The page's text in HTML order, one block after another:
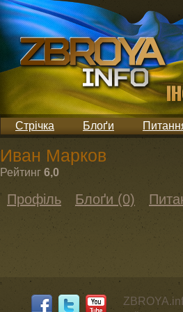
Стрічка Блоґи
Иван Марков
Рейтинг 6,0
Профіль Блоґи (0)